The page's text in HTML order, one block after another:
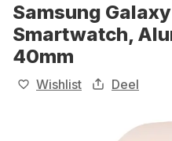
Samsung
Smartwatch,
40mm
Wishlist Deel